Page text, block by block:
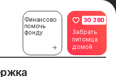
Финансово
помочь
фонду
30 280
Забрать
питомца
домой